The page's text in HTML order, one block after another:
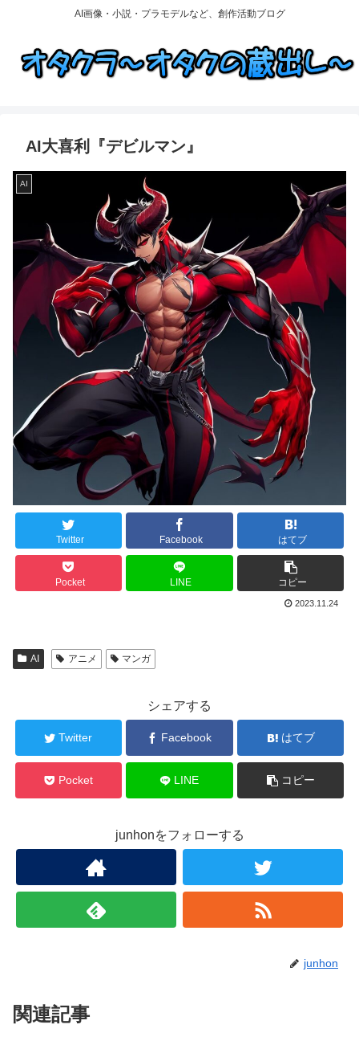
AI画像・小説・プラモデルなど、創作活動ブログ
AI大喜利『デビルマン』
AI
Twitter Facebook はてブ
Pocket LINE コピー
2023.11.24
AI アニメ マンガ
シェアする
Twitter Facebook はてブ
Pocket LINE コピー
junhonをフォローする
junhon
関連記事